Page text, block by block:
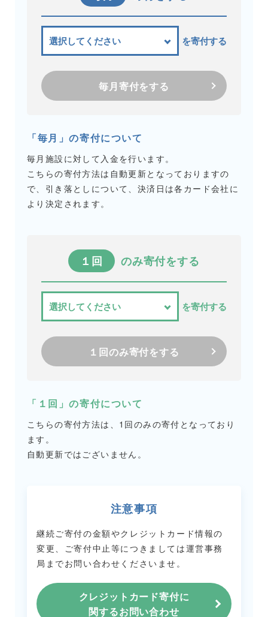
を寄付する
毎月寄付をする
「毎月」の寄付について
毎月施設に対して入金を行います。
こちらの寄付方法は自動更新となっておりますの
で、引き落としについて、決済日は各カード会社に
より決定されます。
１回 のみ寄付をする
を寄付する
１回のみ寄付をする
「１回」の寄付について
こちらの寄付方法は、1回のみの寄付となっており
ます。
自動更新ではございません。
注意事項
継続ご寄付の金額やクレジットカード情報の
変更、ご寄付中止等につきましては運営事務
局までお問い合わせくださいませ。
クレジットカード寄付に
関するお問い合わせ